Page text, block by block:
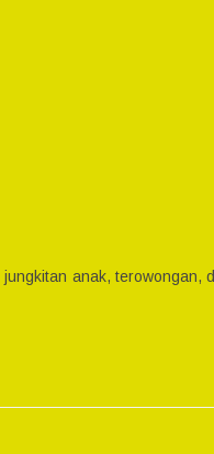
anak,